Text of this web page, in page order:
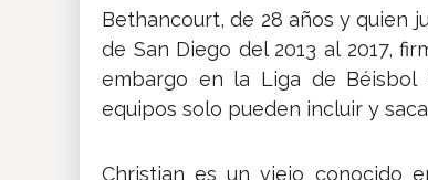
Bethancourt, de 28 años y quien
de San Diego del 2013 al 2017,
embargo en la Liga de Béisbol
equipos solo pueden incluir y
Christian es un viejo conocido